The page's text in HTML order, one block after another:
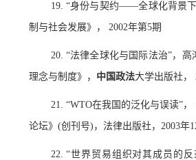
19. “身份与契约——全球化背景
制与社会发展》， 2002年第5期
20. “法律全球化与国际法治”，高
理念与制度》， 中国政法大学出版社，
21. “WTO在我国的泛化与误读”
论坛》(创刊号)，法律出版社，2003年
22. “世界贸易组织对其成员的反